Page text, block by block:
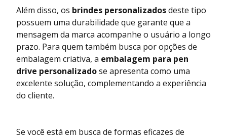
Além disso, os brindes personalizadosdeste tipo
possuem uma durabilidade que garante que a
mensagem da marca acompanhe o usuário a longo
prazo. Para quem também busca por opções de
embalagem criativa, a embalagem para pen
drive personalizadose apresenta como uma
excelente solução, complementando a experiência
do cliente.
Se você está em busca de formas eficazes de